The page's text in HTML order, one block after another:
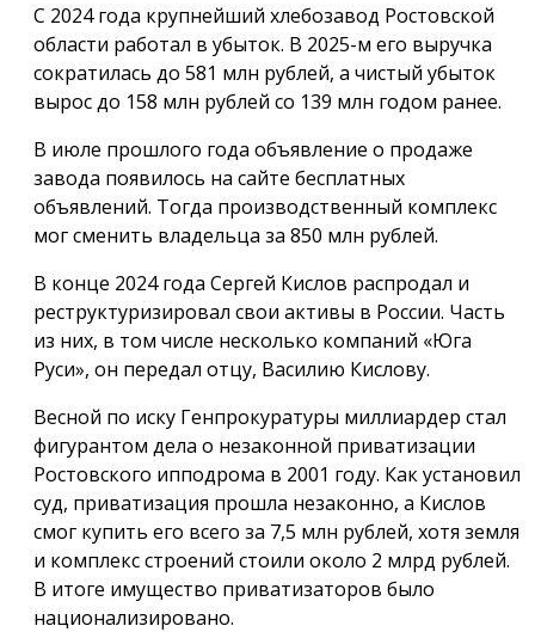
С 2024 года крупнейший хлебозавод Ростовской
области работал в убыток. В 2025-м его выручка
сократилась до 581 млн рублей, а чистый убыток
вырос до 158 млн рублей со 139 млн годом ранее.
В июле прошлого года объявление о продаже
завода появилось на сайте бесплатных
объявлений. Тогда производственный комплекс
мог сменить владельца за 850 млн рублей.
В конце 2024 года Сергей Кислов распродал и
реструктуризировал свои активы в России. Часть
из них, в том числе несколько компаний «Юга
Руси», он передал отцу, Василию Кислову.
Весной по иску Генпрокуратуры миллиардер стал
фигурантом дела о незаконной приватизации
Ростовского ипподрома в 2001 году. Как установил
суд, приватизация прошла незаконно, а Кислов
смог купить его всего за 7,5 млн рублей, хотя земля
и комплекс строений стоили около 2 млрд рублей.
В итоге имущество приватизаторов было
национализировано.